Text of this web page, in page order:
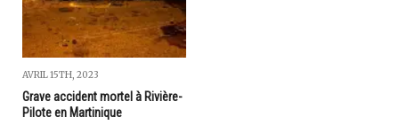
AVRIL 15TH, 2023
Grave accident mortel à Rivière-
Pilote en Martinique